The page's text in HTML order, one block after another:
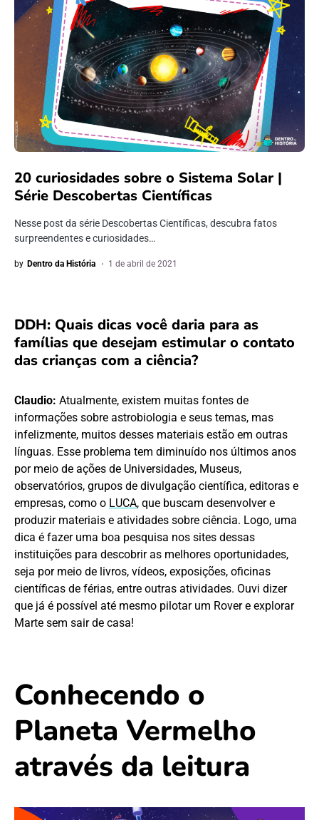
20 curiosidades sobre o Sistema Solar |
Série Descobertas Científicas
Nesse post da série Descobertas Científicas, descubra fatos
surpreendentes e curiosidades…
by Dentro da História 1 de abril de 2021
DDH: Quais dicas você daria para as
famílias que desejam estimular o contato
das crianças com a ciência?
Claudio: Atualmente, existem muitas fontes de
informações sobre astrobiologia e seus temas, mas
infelizmente, muitos desses materiais estão em outras
línguas. Esse problema tem diminuído nos últimos anos
por meio de ações de Universidades, Museus,
observatórios, grupos de divulgação científica, editoras e
empresas, como o LUCA, que buscam desenvolver e
produzir materiais e atividades sobre ciência. Logo, uma
dica é fazer uma boa pesquisa nos sites dessas
instituições para descobrir as melhores oportunidades,
seja por meio de livros, vídeos, exposições, oficinas
científicas de férias, entre outras atividades. Ouvi dizer
que já é possível até mesmo pilotar um Rover e explorar
Marte sem sair de casa!
Conhecendo o
Planeta Vermelho
através da leitura